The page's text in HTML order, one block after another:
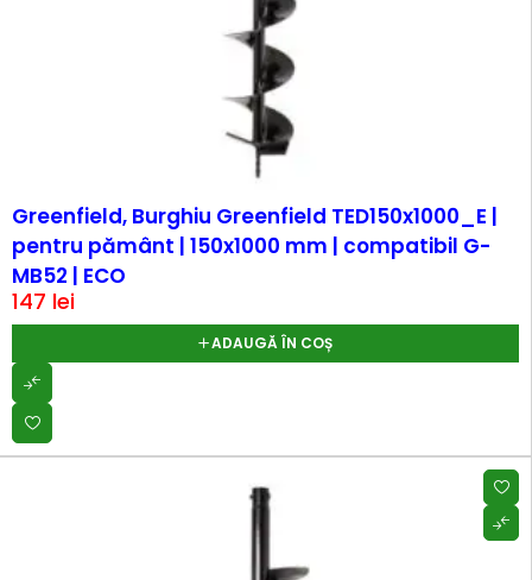
Greenfield, Burghiu Greenfield TED150x1000_E |
pentru pământ | 150x1000 mm | compatibil G-
MB52 | ECO
147 lei
ADAUGĂ ÎN COȘ